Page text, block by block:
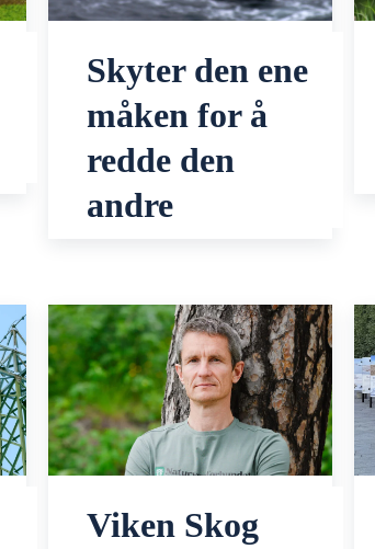
Skyter den ene
måken for å
redde den
andre
Viken Skog